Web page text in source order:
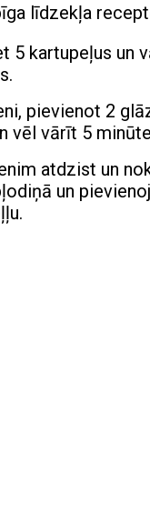
līdzekļa
5 kartupeļus un
pievienot 2
vēl vārīt 5
atdzist un
un